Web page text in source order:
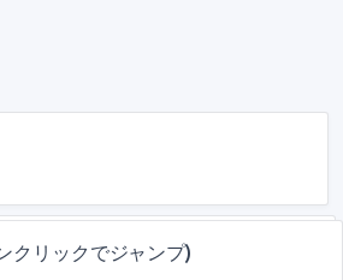
クリックでジャンプ)